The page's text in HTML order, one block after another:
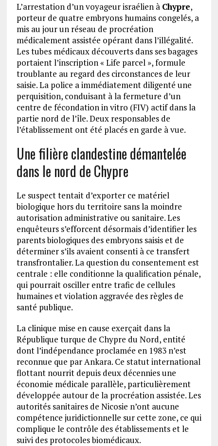
L’arrestation d’un voyageur israélien à Chypre,
porteur de quatre embryons humains congelés, a
mis au jour un réseau de procréation
médicalement assistée opérant dans l’illégalité.
Les tubes médicaux découverts dans ses bagages
portaient l’inscription « Life parcel », formule
troublante au regard des circonstances de leur
saisie. La police a immédiatement diligenté une
perquisition, conduisant à la fermeture d’un
centre de fécondation in vitro (FIV) actif dans la
partie nord de l’île. Deux responsables de
l’établissement ont été placés en garde à vue.
Une filière clandestine démantelée
dans le nord de Chypre
Le suspect tentait d’exporter ce matériel
biologique hors du territoire sans la moindre
autorisation administrative ou sanitaire. Les
enquêteurs s’efforcent désormais d’identifier les
parents biologiques des embryons saisis et de
déterminer s’ils avaient consenti à ce transfert
transfrontalier. La question du consentement est
centrale : elle conditionne la qualification pénale,
qui pourrait osciller entre trafic de cellules
humaines et violation aggravée des règles de
santé publique.
La clinique mise en cause exerçait dans la
République turque de Chypre du Nord, entité
dont l’indépendance proclamée en 1983 n’est
reconnue que par Ankara. Ce statut international
flottant nourrit depuis deux décennies une
économie médicale parallèle, particulièrement
développée autour de la procréation assistée. Les
autorités sanitaires de Nicosie n’ont aucune
compétence juridictionnelle sur cette zone, ce qui
complique le contrôle des établissements et le
suivi des protocoles biomédicaux.